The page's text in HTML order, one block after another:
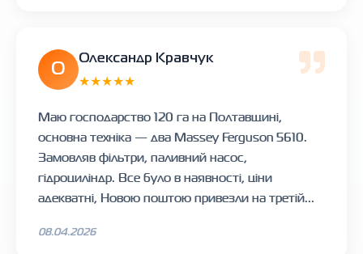
О
Олександр Кравчук
★★★★★
Маю господарство 120 га на Полтавщині,
основна техніка — два Massey Ferguson 5610.
Замовляв фільтри, паливний насос,
гідроциліндр. Все було в наявності, ціни
адекватні, Новою поштою привезли на третій...
08.04.2026